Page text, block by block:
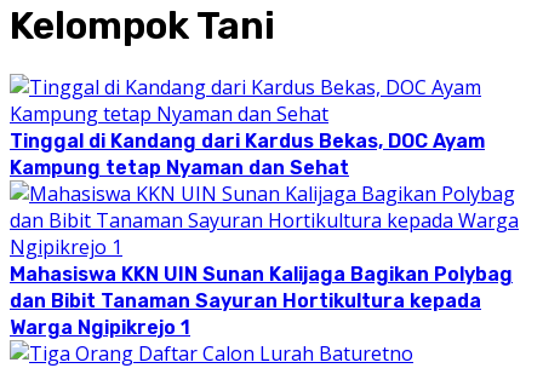
Kelompok Tani
Tinggal di Kandang dari Kardus Bekas, DOC Ayam
Kampung tetap Nyaman dan Sehat
Mahasiswa KKN UIN Sunan Kalijaga Bagikan Polybag
dan Bibit Tanaman Sayuran Hortikultura kepada
Warga Ngipikrejo 1